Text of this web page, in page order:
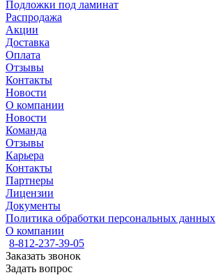
Подложки под ламинат
Распродажа
Акции
Доставка
Оплата
Отзывы
Контакты
Новости
О компании
Новости
Команда
Отзывы
Карьера
Контакты
Партнеры
Лицензии
Документы
Политика обработки персональных данных
О компании
8-812-237-39-05
Заказать звонок
Задать вопрос